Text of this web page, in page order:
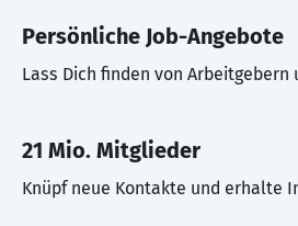
Persönliche Job-Angebote
Lass Dich finden von Arbeitgebern
21 Mio. Mitglieder
Knüpf neue Kontakte und erhalte